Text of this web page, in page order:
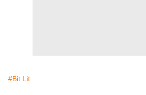
#Bit Lit